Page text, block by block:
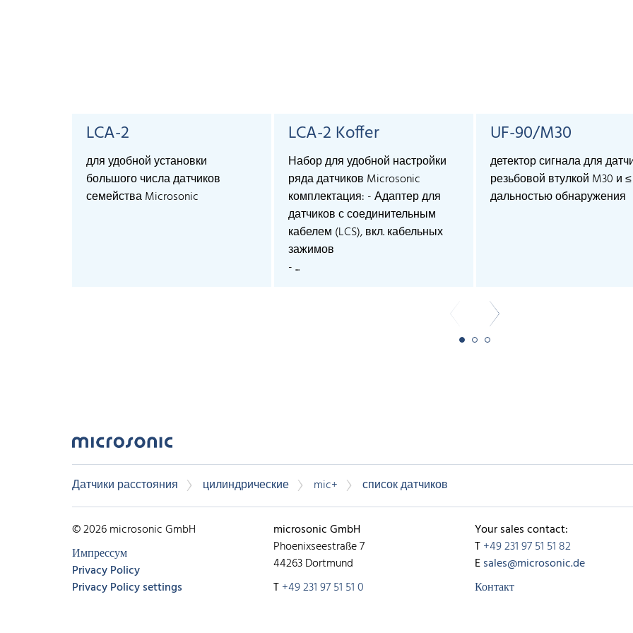
LCA-2
для удобной установки
большого числа датчиков
семейства Microsonic
LCA-2 Koffer
Набор для удобной настройки
ряда датчиков Microsonic
комплектация: - Адаптер для
датчиков с соединительным
кабелем (LCS), вкл. кабельных
зажимов
- ...
UF-90/M30
детектор сигнала для
резьбовой втулкой M30 и ≤
дальностью обнаружения
Датчики расстояния цилиндрические mic+ список датчиков
© 2026 microsonic GmbH
Импрессум
Privacy Policy
Privacy Policy settings
microsonic GmbH
Phoenixseestraße 7
44263 Dortmund
T+49 231 97 51 51 0
Your sales contact:
T+49 231 97 51 51 82
Esales@microsonic.de
Контакт